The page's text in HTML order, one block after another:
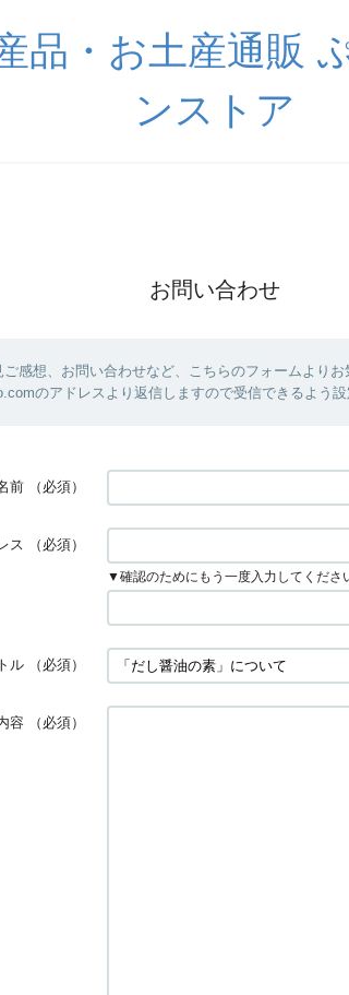
品・お土産通販
ンストア
お問い合わせ
感想、お問い合わせなど、こちらのフォームよりお
のアドレスより返信しますので受信できるよう設
前 （必須）
ス （必須）
▼確認のためにもう一度入力してくださ
ル （必須）
容 （必須）